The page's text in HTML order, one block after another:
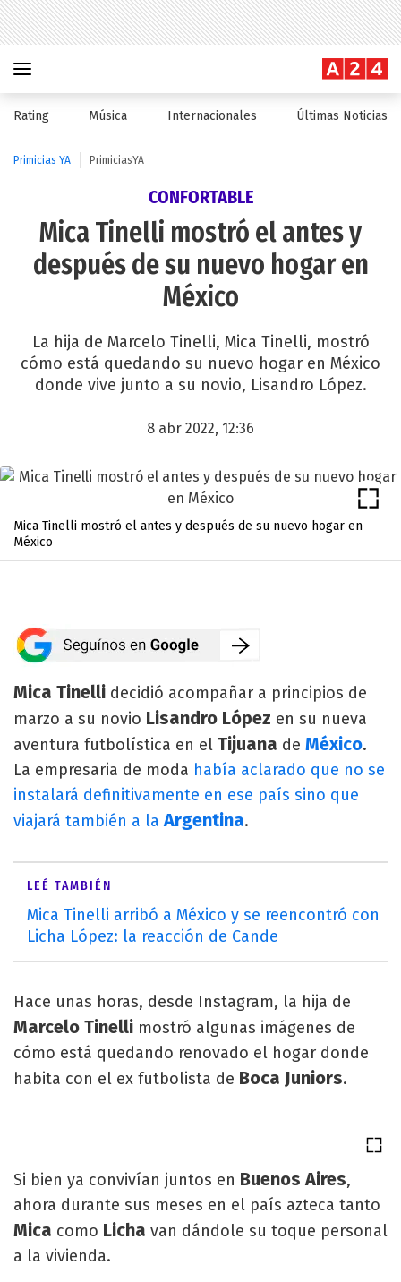
Rating Música Internacionales Últimas Noticias
Primicias YA PrimiciasYA
CONFORTABLE
Mica Tinelli mostró el antes y
después de su nuevo hogar en
México
La hija de Marcelo Tinelli, Mica Tinelli, mostró
cómo está quedando su nuevo hogar en México
donde vive junto a su novio, Lisandro López.
8 abr 2022, 12:36
Mica Tinelli mostró el antes y después de su nuevo hogar en
México
Mica Tinelli decidió acompañar a principios de
marzo a su novio Lisandro López en su nueva
aventura futbolística en el Tijuana de México.
La empresaria de moda había aclarado que no se
instalará definitivamente en ese país sino que
viajará también a laArgentina.
LEÉ TAMBIÉN
Mica Tinelli arribó a México y se reencontró con
Licha López: la reacción de Cande
Hace unas horas, desde Instagram, la hija de
Marcelo Tinelli mostró algunas imágenes de
cómo está quedando renovado el hogar donde
habita con el ex futbolista de Boca Juniors.
Si bien ya convivían juntos en Buenos Aires,
ahora durante sus meses en el país azteca tanto
Mica como Licha van dándole su toque personal
a la vivienda.